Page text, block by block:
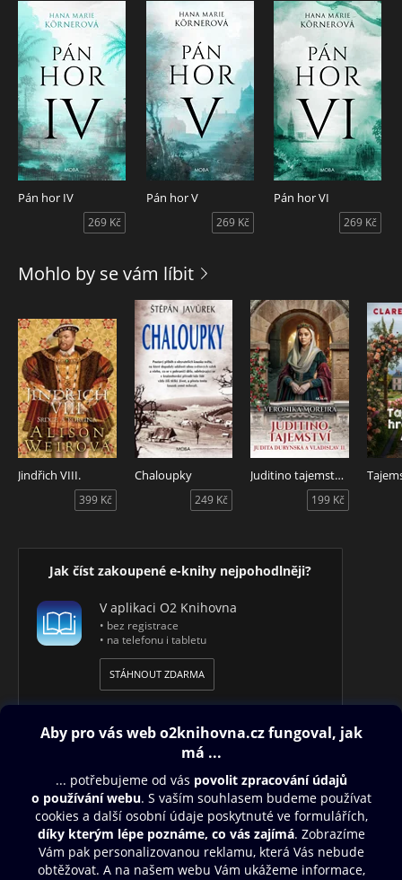
Pán hor IV
269 Kč
Pán hor V
269 Kč
Pán hor VI
269 Kč
Mohlo by se vám líbit
Jindřich VIII.
399 Kč
Chaloupky
249 Kč
Juditino tajemství - Judita Durynská a Vladislav II.
199 Kč
Jak číst zakoupené e-knihy nejpohodlněji?
V aplikaci O2 Knihovna
• bez registrace
• na telefonu i tabletu
STÁHNOUT ZDARMA
Obsah ke stažení
Moje O2 Knihovna
Další zábava